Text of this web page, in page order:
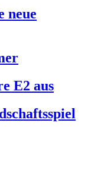
neue
E2 aus